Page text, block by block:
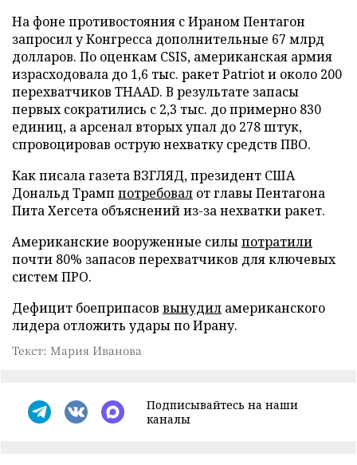
На фоне противостояния с Ираном Пентагон
запросил у Конгресса дополнительные 67 млрд
долларов. По оценкам CSIS, американская армия
израсходовала до 1,6 тыс. ракет Patriot и около 200
перехватчиков THAAD. В результате запасы
первых сократились с 2,3 тыс. до примерно 830
единиц, а арсенал вторых упал до 278 штук,
спровоцировав острую нехватку средств ПВО.
Как писала газета ВЗГЛЯД, президент США
Дональд Трамп потребовал от главы Пентагона
Пита Хегсета объяснений из-за нехватки ракет.
Американские вооруженные силыпотратили
почти 80% запасов перехватчиков для ключевых
систем ПРО.
Дефицит боеприпасов вынудил американского
лидера отложить удары по Ирану.
Текст: Мария Иванова
Подписывайтесь на наши
каналы